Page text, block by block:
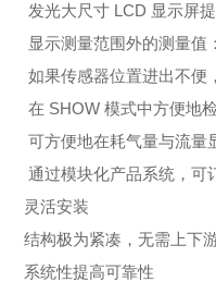
发光大尺寸 LCD 显示屏
显示测量范围外的测量值
如果传感器位置进出不便
在 SHOW 模式中方便地
可方便地在耗气量与流量
通过模块化产品系统，可
灵活安装
结构极为紧凑，无需上下
系统性提高可靠性